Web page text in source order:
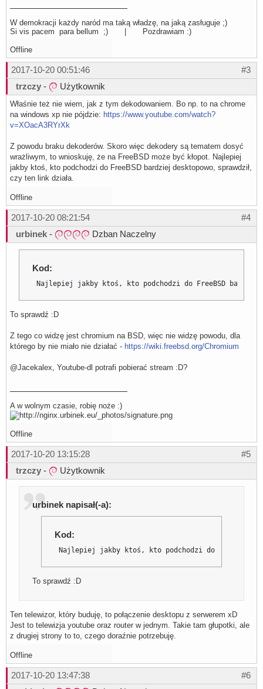
W demokracji każdy naród ma taką władzę, na jaką zasługuje ;)
Si vis pacem para bellum ;) | Pozdrawiam :)
Offline
#3
2017-10-20 00:51:46
trzczy - Użytkownik
Właśnie też nie wiem, jak z tym dekodowaniem. Bo np. to na chrome
na windows xp nie pójdzie: https://www.youtube.com/watch?
v=XOacA3RYrXk
Z powodu braku dekoderów. Skoro więc dekodery są tematem dosyć
wrażliwym, to wnioskuję, że na FreeBSD może być kłopot. Najlepiej
jakby ktoś, kto podchodzi do FreeBSD bardziej desktopowo, sprawdził,
czy ten link działa.
Offline
#4
2017-10-20 08:21:54
urbinek - Dzban Naczelny
Kod:
Najlepiej jakby ktoś, kto podchodzi do FreeBSD
To sprawdź :D
Z tego co widzę jest chromium na BSD, więc nie widzę powodu, dla
którego by nie miało nie działać - https://wiki.freebsd.org/Chromium
@Jacekalex, Youtube-dl potrafi pobierać stream :D?
A w wolnym czasie, robię noże :)
Offline
#5
2017-10-20 13:15:28
trzczy - Użytkownik
urbinek napisał(-a):
Kod:
Najlepiej jakby ktoś, kto podchodzi do FreeBSD
To sprawdź :D
Ten telewizor, który buduję, to połączenie desktopu z serwerem xD
Jest to telewizja youtube oraz router w jednym. Takie tam głupotki, ale
z drugiej strony to to, czego doraźnie potrzebuję.
Offline
#6
2017-10-20 13:47:38